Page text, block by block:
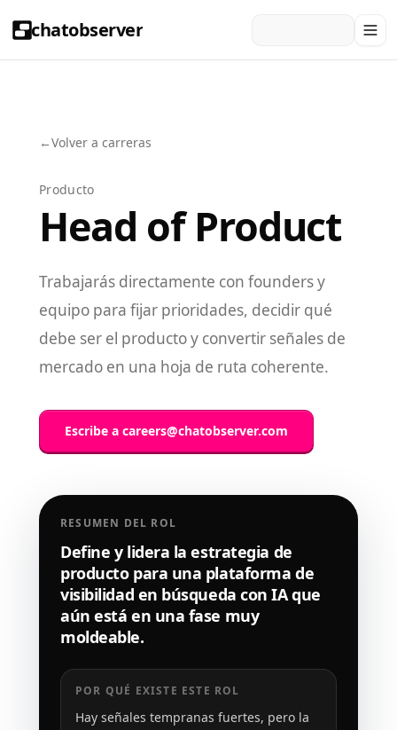
chatobserver
←Volver a carreras
Producto
Head of Product
Trabajarás directamente con founders y
equipo para fijar prioridades, decidir qué
debe ser el producto y convertir señales de
mercado en una hoja de ruta coherente.
Escribe a careers@chatobserver.com
RESUMEN DEL ROL
Define y lidera la estrategia de
producto para una plataforma de
visibilidad en búsqueda con IA que
aún está en una fase muy
moldeable.
POR QUÉ EXISTE ESTE ROL
Hay señales tempranas fuertes, pero la